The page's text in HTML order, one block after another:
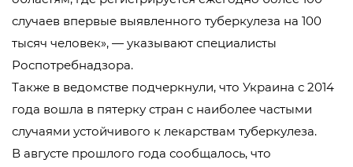
случаев впервые выявленного туберкулеза на 100
тысяч человек», — указывают специалисты
Роспотребнадзора.
Также в ведомстве подчеркнули, что Украина с 2014
года вошла в пятерку стран с наиболее частыми
случаями устойчивого к лекарствам туберкулеза.
В августе прошлого года сообщалось, что